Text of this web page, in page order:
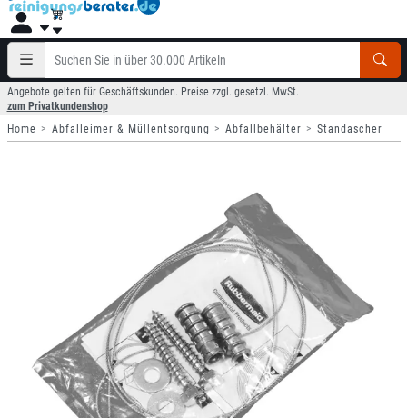
Angebote gelten für Geschäftskunden. Preise zzgl. gesetzl. MwSt.
zum Privatkundenshop
Home
Abfalleimer & Müllentsorgung Abfallbehälter Standascher